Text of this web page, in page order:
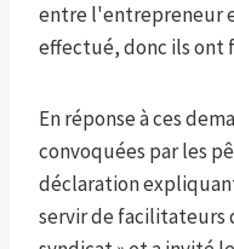
entre l'entrepreneur
effectué, donc ils ont
En réponse à ces
convoquées par les
déclaration
servir de facilitateurs